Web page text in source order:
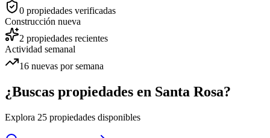
0 propiedades verificadas
Construcción nueva
2 propiedades recientes
Actividad semanal
16 nuevas por semana
¿Buscas propiedades en Santa Rosa?
Explora 25 propiedades disponibles